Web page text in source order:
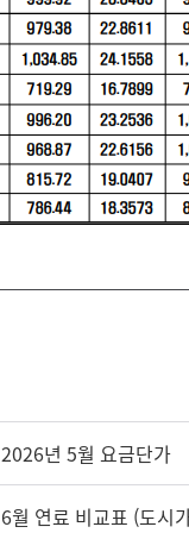
2026년 5월 요금단가
6월 연료 비교표 (도시